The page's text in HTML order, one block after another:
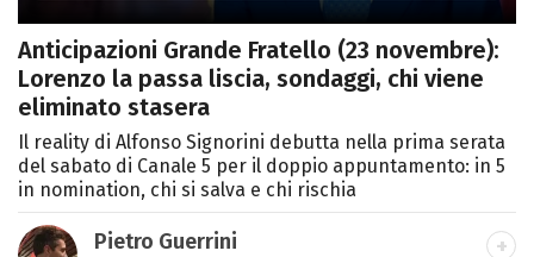
Anticipazioni Grande Fratello (23 novembre):
Lorenzo la passa liscia, sondaggi, chi viene
eliminato stasera
Il reality di Alfonso Signorini debutta nella prima serata
del sabato di Canale 5 per il doppio appuntamento: in 5
in nomination, chi si salva e chi rischia
Pietro Guerrini